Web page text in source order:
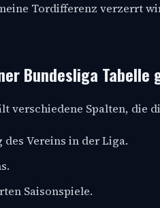
Tordifferenz verzerrt
Bundesliga Tabelle
verschiedene Spalten, die
Vereins in der Liga.
Saisonspiele.